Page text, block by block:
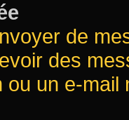
de
des
ou un e-